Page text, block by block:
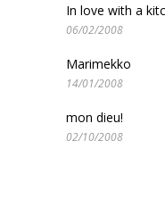
In love with a
06/02/2008
Marimekko
14/01/2008
mon dieu!
02/10/2008